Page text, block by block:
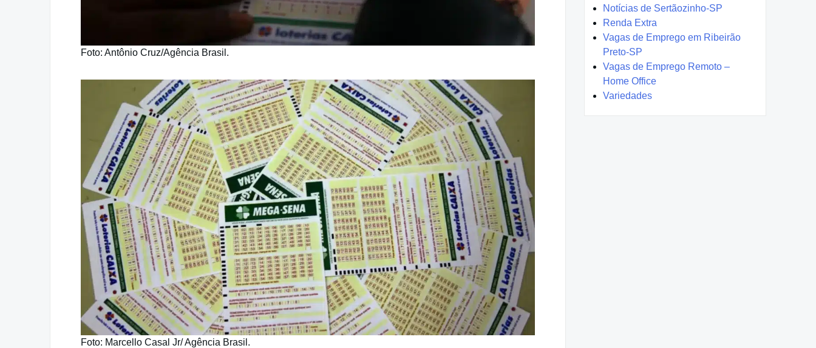
Foto: Antônio Cruz/Agência Brasil.
Foto: Marcello Casal Jr/ Agência Brasil.
Notícias de Sertãozinho-SP
Renda Extra
Vagas de Emprego em Ribeirão
Preto-SP
Vagas de Emprego Remoto –
Home Office
Variedades